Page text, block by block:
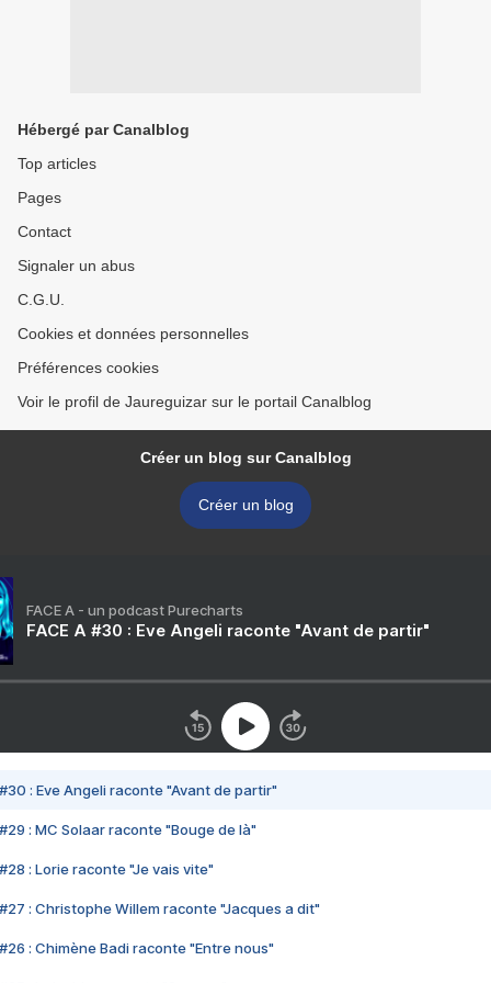
Hébergé par Canalblog
Top articles
Pages
Contact
Signaler un abus
C.G.U.
Cookies et données personnelles
Préférences cookies
Voir le profil de Jaureguizar sur le portail Canalblog
Créer un blog sur Canalblog
Créer un blog
FACE A - un podcast Purecharts
FACE A #30 : Eve Angeli raconte "Avant de partir"
#30 : Eve Angeli raconte "Avant de partir"
#29 : MC Solaar raconte "Bouge de là"
#28 : Lorie raconte "Je vais vite"
#27 : Christophe Willem raconte "Jacques a dit"
#26 : Chimène Badi raconte "Entre nous"